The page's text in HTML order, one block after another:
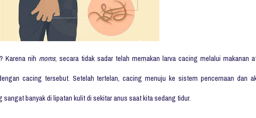
Karena nih moms, secara tidak sadar telah memakan larva cacing melalui makanan
cacing tersebut. Setelah tertelan, cacing menuju ke sistem pencernaan dan
banyak di lipatan kulit di sekitar anus saat kita sedang tidur.